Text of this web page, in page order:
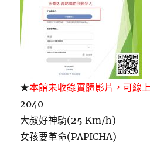
★本館未收錄實體影片，可線
2040
大叔好神騎(25 Km/h)
女孩要革命(PAPICHA)